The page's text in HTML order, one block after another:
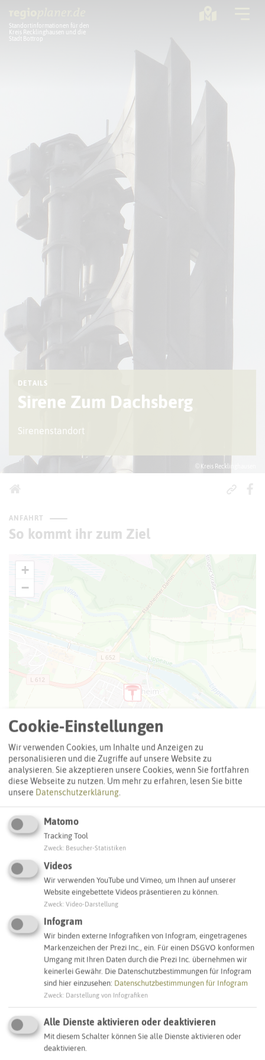
Standortinformationen für den
Kreis Recklinghausen und die
Stadt Bottrop
Standorte
Statistik
Service
© Kreis Recklinghausen
DETAILS
Sirene Zum Dachsberg
Sirenenstandort
ANFAHRT
So kommt ihr zum Ziel
+
−
Adresse:
Sirene Zum Dachsberg
Zum Dachsberg 8
45721 Haltern am See
Interaktive Karte
SCHLAGWORTE
So ordnen wir dieses Objekt ein
Sirenenstandorte Haltern am See
Cookie-Einstellungen
Wir verwenden Cookies, um Inhalte und Anzeigen zu
personalisieren und die Zugriffe auf unsere Website zu
analysieren. Sie akzeptieren unsere Cookies, wenn Sie fortfahren
diese Webseite zu nutzen. Um mehr zu erfahren, lesen Sie bitte
unsere Datenschutzerklärung.
Matomo
Tracking Tool
Zweck Besucher-Statistiken
Videos
Wir verwenden YouTube und Vimeo, um Ihnen auf unserer
Website eingebettete Videos präsentieren zu können.
Zweck Video-Darstellung
Infogram
Wir binden externe Infografiken von Infogram, eingetragenes
Markenzeichen der Prezi Inc., ein. Für einen DSGVO konformen
Umgang mit Ihren Daten durch die Prezi Inc. übernehmen wir
keinerlei Gewähr. Die Datenschutzbestimmungen für Infogram
sind hier einzusehen: Datenschutzbestimmungen für Infogram
Zweck Darstellung von Infografiken
Alle Dienste aktivieren oder deaktivieren
Mit diesem Schalter können Sie alle Dienste aktivieren oder
deaktivieren.